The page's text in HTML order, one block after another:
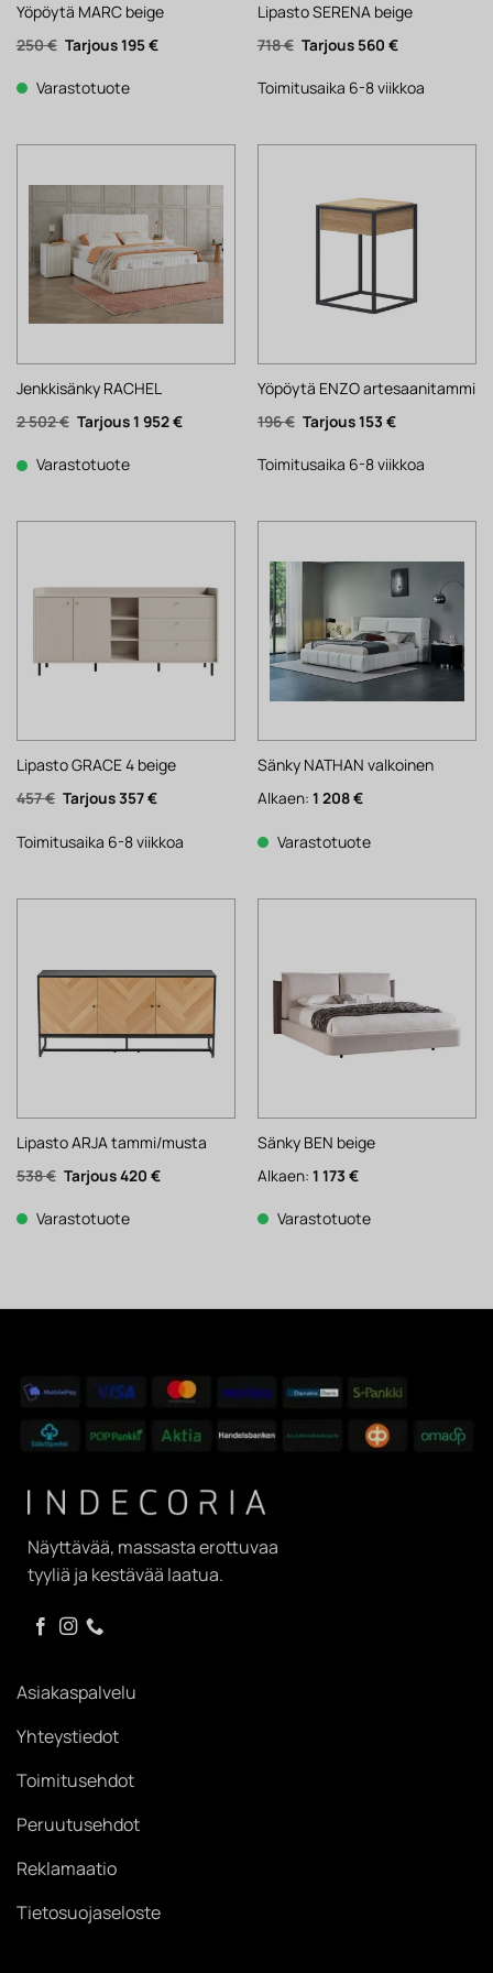
Yöpöytä MARC beige
250€ Alkuperäinen
hinta
250 €.
195€Nykyinen
Varastotuote
Lipasto SERENA beige
718€ Alkuperäinen
hinta
718 €.
560 €Nykyinen
560 €.
Toimitusaika 6-8 viikkoa
Jenkkisänky RACHEL
2 502€ Alkuperäinen
hinta
2
502 €.
1 952€Nykyinen
Varastotuote
Yöpöytä ENZO artesaanitammi
196€ Alkuperäinen
hinta
196 €.
153 €Nykyinen
153 €.
Toimitusaika 6-8 viikkoa
Lipasto GRACE 4 beige
457€ Alkuperäinen
hinta
457 €.
357€Nykyinen
357 €.
Toimitusaika 6-8 viikkoa
Sänky NATHAN valkoinen
Alkaen: 1 208€
Varastotuote
Lipasto ARJA tammi/musta
538€ Alkuperäinen
hinta
538 €.
420 €Nykyinen
Varastotuote
Sänky BEN beige
Alkaen: 1 173 €
Varastotuote
Näyttävää, massasta erottuvaa
tyyliä ja kestävää laatua.
Asiakaspalvelu
Yhteystiedot
Toimitusehdot
Peruutusehdot
Reklamaatio
Tietosuojaseloste